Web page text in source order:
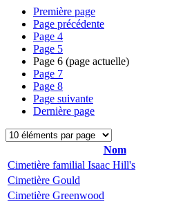
Première page
Page précédente
Page 4
Page 5
Page 6 (page actuelle)
Page 7
Page 8
Page suivante
Dernière page
Nom
Cimetière familial Isaac Hill's
Cimetière Gould
Cimetière Greenwood